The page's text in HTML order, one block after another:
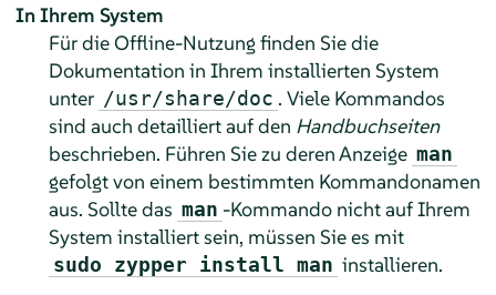
In Ihrem System
Für die Offline-Nutzung finden Sie die
Dokumentation in Ihrem installierten System
unter /usr/share/doc . Viele Kommandos
sind auch detailliert auf den Handbuchseiten
beschrieben. Führen Sie zu deren Anzeige man
gefolgt von einem bestimmten Kommandonamen
aus. Sollte das man -Kommando nicht auf Ihrem
System installiert sein, müssen Sie es mit
sudo zypper install man installieren.